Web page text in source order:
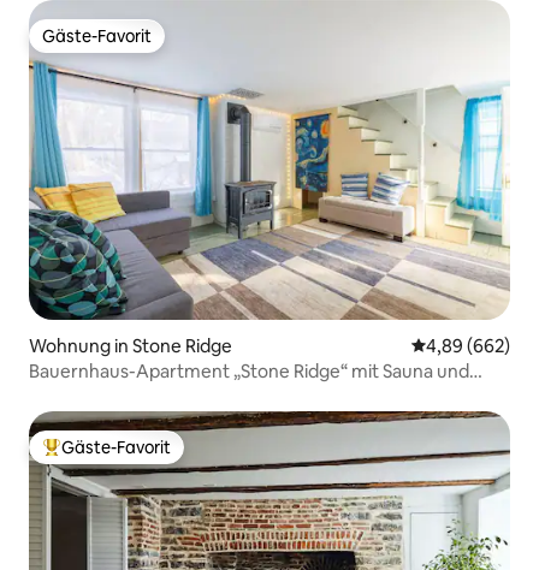
Gäste-Favorit
Gäste-Favorit
Wohnung in Stone Ridge
4,89 (662)
Bauernhaus-Apartment „Stone Ridge“ mit Sauna und
Beliebter Gäste-Favorit.
Gäste-Favorit